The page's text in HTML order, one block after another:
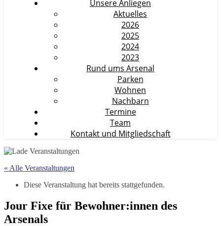
Unsere Anliegen
Aktuelles
2026
2025
2024
2023
Rund ums Arsenal
Parken
Wohnen
Nachbarn
Termine
Team
Kontakt und Mitgliedschaft
« Alle Veranstaltungen
Diese Veranstaltung hat bereits stattgefunden.
Jour Fixe für Bewohner:innen des
Arsenals